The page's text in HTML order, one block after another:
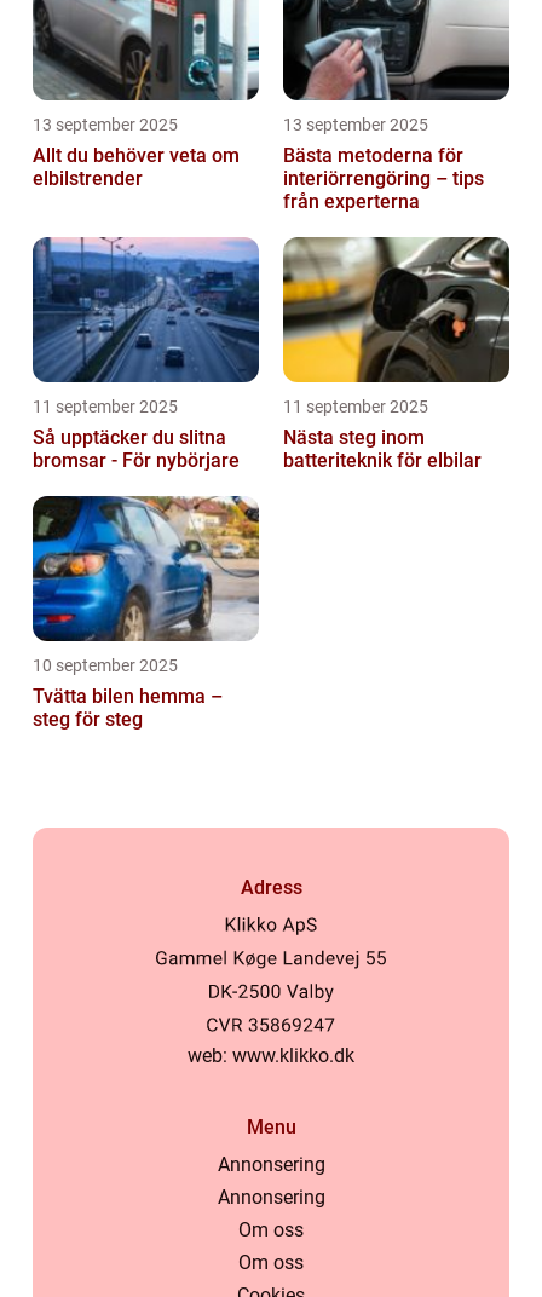
13 september 2025
Allt du behöver veta om
elbilstrender
13 september 2025
Bästa metoderna för
interiörrengöring – tips
från experterna
11 september 2025
Så upptäcker du slitna
bromsar - För nybörjare
11 september 2025
Nästa steg inom
batteriteknik för elbilar
10 september 2025
Tvätta bilen hemma –
steg för steg
Adress
web: www.klikko.dk
Menu
Annonsering
Annonsering
Om oss
Om oss